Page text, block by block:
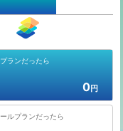
ランだったら
0円
ルプランだったら